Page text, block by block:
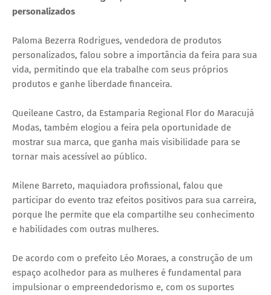
personalizados
Paloma Bezerra Rodrigues, vendedora de produtos
personalizados, falou sobre a importância da feira para sua
vida, permitindo que ela trabalhe com seus próprios
produtos e ganhe liberdade financeira.
Queileane Castro, da Estamparia Regional Flor do Maracujá
Modas, também elogiou a feira pela oportunidade de
mostrar sua marca, que ganha mais visibilidade para se
tornar mais acessível ao público.
Milene Barreto, maquiadora profissional, falou que
participar do evento traz efeitos positivos para sua carreira,
porque lhe permite que ela compartilhe seu conhecimento
e habilidades com outras mulheres.
De acordo com o prefeito Léo Moraes, a construção de um
espaço acolhedor para as mulheres é fundamental para
impulsionar o empreendedorismo e, com os suportes